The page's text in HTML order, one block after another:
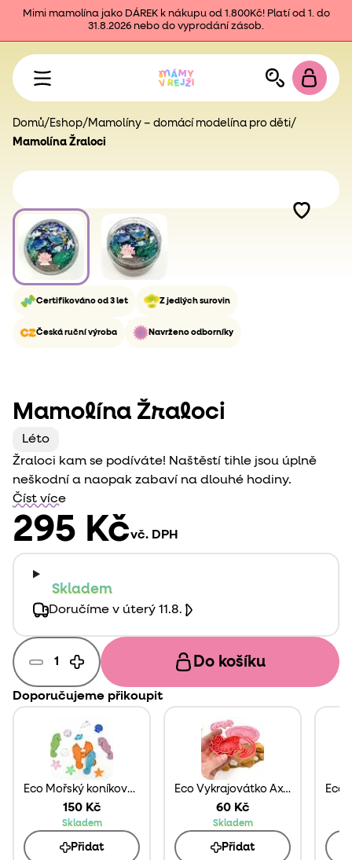
Mimi mamolína jako DÁREK k nákupu od 1.800Kč! Platí od 1. do
31.8.2026 nebo do vyprodání zásob.
Domů/ Eshop/ Mamolíny – domácí modelína pro děti/
Mamolína Žraloci
Certifikováno od 3 let Z jedlých surovin
Česká ruční výroba Navrženo odborníky
Mamolína Žraloci
Léto
Žraloci kam se podíváte! Naštěstí tihle jsou úplně
neškodní a naopak zabaví na dlouhé hodiny.
Číst více
295 Kčvč. DPH
Skladem
Doručíme v úterý 11.8.
Do košíku
Doporučujeme přikoupit
Eco Mořský koníkovač
150 Kč
Skladem
Přidat
Eco Vykrajovátko Axolotl
60 Kč
Skladem
Přidat